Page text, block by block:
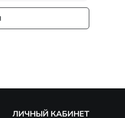
ЛИЧНЫЙ КАБИНЕТ